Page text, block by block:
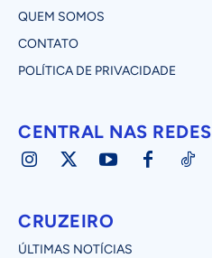
QUEM SOMOS
CONTATO
POLÍTICA DE PRIVACIDADE
CENTRAL NAS REDES
CRUZEIRO
ÚLTIMAS NOTÍCIAS